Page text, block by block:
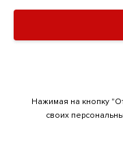
Нажимая на кнопку
своих